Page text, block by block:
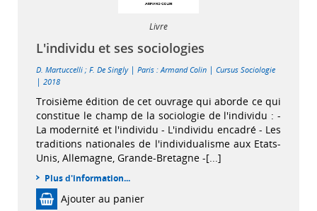
Livre
L'individu et ses sociologies
D. Martuccelli ; F. De Singly | Paris : Armand Colin | Cursus Sociologie
| 2018
Troisième édition de cet ouvrage qui aborde ce qui
constitue le champ de la sociologie de l'individu : -
La modernité et l'individu - L'individu encadré - Les
traditions nationales de l'individualisme aux Etats-
Unis, Allemagne, Grande-Bretagne -[...]
Plus d'information...
Ajouter au panier